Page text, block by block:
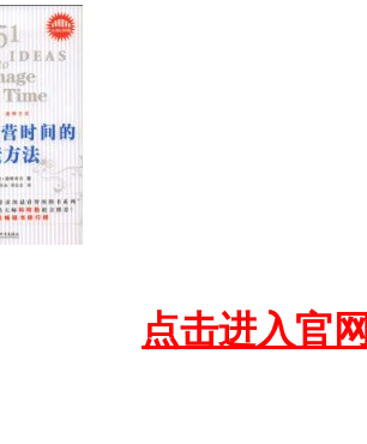
点击进入官网